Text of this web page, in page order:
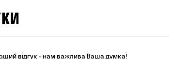
відгук - нам важлива Ваша думка!